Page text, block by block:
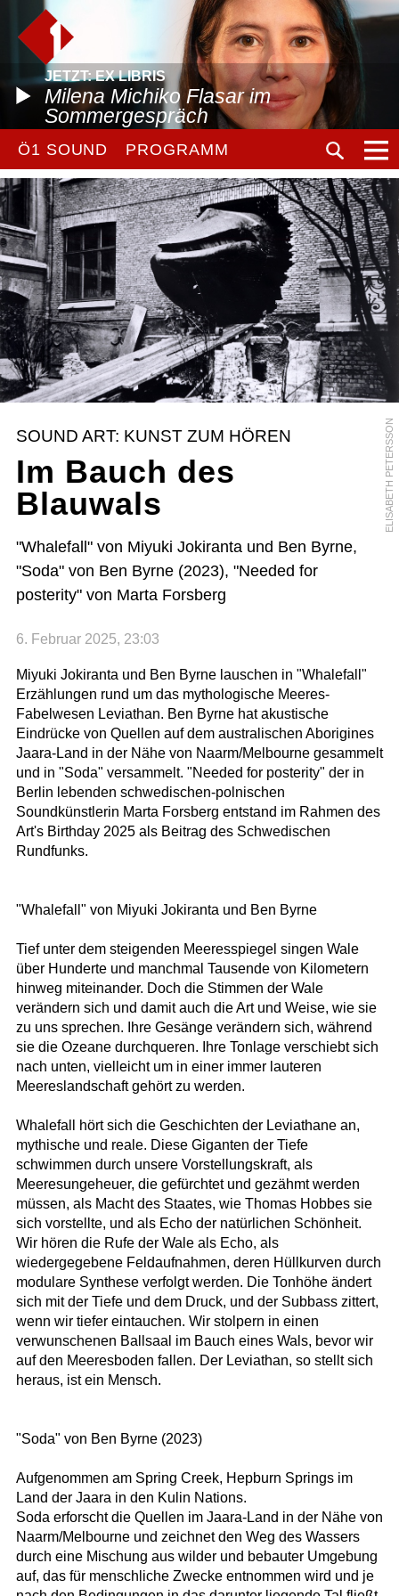
JETZT: EX LIBRIS
Milena Michiko Flasar im
Sommergespräch
Ö1 SOUND PROGRAMM
ELISABETH PETERSSON
SOUND ART: KUNST ZUM HÖREN
Im Bauch des
Blauwals
"Whalefall" von Miyuki Jokiranta und Ben Byrne,
"Soda" von Ben Byrne (2023), "Needed for
posterity" von Marta Forsberg
6. Februar 2025, 23:03
Miyuki Jokiranta und Ben Byrne lauschen in "Whalefall"
Erzählungen rund um das mythologische Meeres-
Fabelwesen Leviathan. Ben Byrne hat akustische
Eindrücke von Quellen auf dem australischen Aborigines
Jaara-Land in der Nähe von Naarm/Melbourne gesammelt
und in "Soda" versammelt. "Needed for posterity" der in
Berlin lebenden schwedischen-polnischen
Soundkünstlerin Marta Forsberg entstand im Rahmen des
Art's Birthday 2025 als Beitrag des Schwedischen
Rundfunks.
"Whalefall" von Miyuki Jokiranta und Ben Byrne
Tief unter dem steigenden Meeresspiegel singen Wale
über Hunderte und manchmal Tausende von Kilometern
hinweg miteinander. Doch die Stimmen der Wale
verändern sich und damit auch die Art und Weise, wie sie
zu uns sprechen. Ihre Gesänge verändern sich, während
sie die Ozeane durchqueren. Ihre Tonlage verschiebt sich
nach unten, vielleicht um in einer immer lauteren
Meereslandschaft gehört zu werden.
Whalefall hört sich die Geschichten der Leviathane an,
mythische und reale. Diese Giganten der Tiefe
schwimmen durch unsere Vorstellungskraft, als
Meeresungeheuer, die gefürchtet und gezähmt werden
müssen, als Macht des Staates, wie Thomas Hobbes sie
sich vorstellte, und als Echo der natürlichen Schönheit.
Wir hören die Rufe der Wale als Echo, als
wiedergegebene Feldaufnahmen, deren Hüllkurven durch
modulare Synthese verfolgt werden. Die Tonhöhe ändert
sich mit der Tiefe und dem Druck, und der Subbass zittert,
wenn wir tiefer eintauchen. Wir stolpern in einen
verwunschenen Ballsaal im Bauch eines Wals, bevor wir
auf den Meeresboden fallen. Der Leviathan, so stellt sich
heraus, ist ein Mensch.
"Soda" von Ben Byrne (2023)
Aufgenommen am Spring Creek, Hepburn Springs im
Land der Jaara in den Kulin Nations.
Soda erforscht die Quellen im Jaara-Land in der Nähe von
Naarm/Melbourne und zeichnet den Weg des Wassers
durch eine Mischung aus wilder und bebauter Umgebung
auf, das für menschliche Zwecke entnommen wird und je